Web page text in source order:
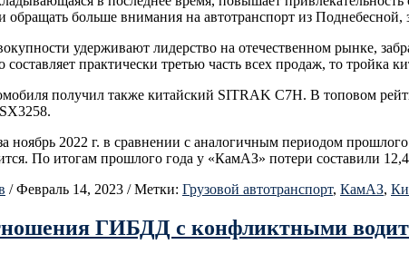
обращать больше внимания на автотранспорт из
удерживают лидерство на отечественном рынке,
практически третью часть всех продаж, то
получил также китайский SITRAK C7H. В топовом
ноябрь 2022 г. в сравнении с аналогичным периодом
По итогам прошлого года у «КамАЗ» потери составили
/ Февраль 14, 2023 / Метки: Грузовой автотранспорт, КамАЗ,
ГИБДД с конфликтными